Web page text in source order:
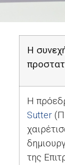
Η
Η
Sutter
της